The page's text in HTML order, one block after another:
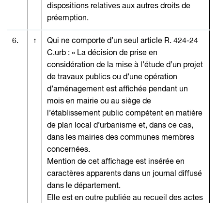
dispositions relatives aux autres droits de
préemption.
6. ↑
Qui ne comporte d’un seul article R. 424-24
C.urb : « La décision de prise en
considération de la mise à l’étude d’un projet
de travaux publics ou d’une opération
d’aménagement est affichée pendant un
mois en mairie ou au siège de
l’établissement public compétent en matière
de plan local d’urbanisme et, dans ce cas,
dans les mairies des communes membres
concernées.
Mention de cet affichage est insérée en
caractères apparents dans un journal diffusé
dans le département.
Elle est en outre publiée au recueil des actes